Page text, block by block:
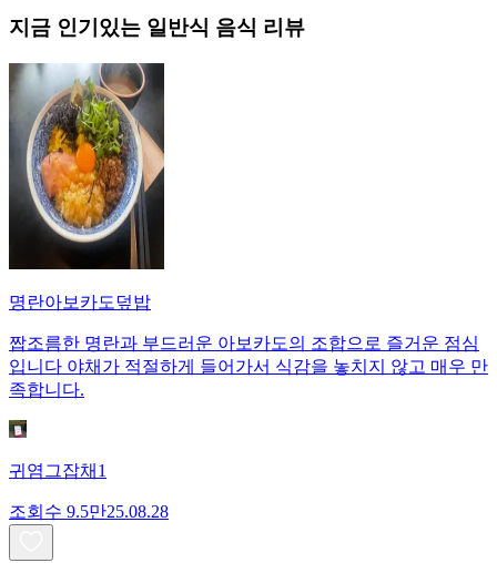
지금 인기있는 일반식 음식 리뷰
명란아보카도덮밥
짭조름한 명란과 부드러운 아보카도의 조합으로 즐거운 점심
입니다 야채가 적절하게 들어가서 식감을 놓치지 않고 매우 만
족합니다.
귀염그잡채1
조회수 9.5만25.08.28